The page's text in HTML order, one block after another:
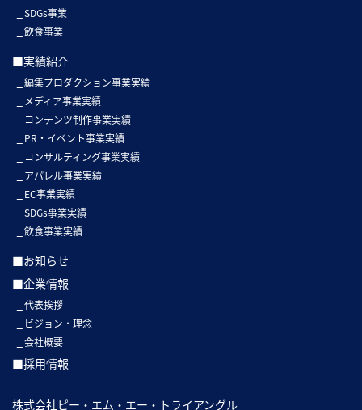
SDGs事業
飲食事業
■実績紹介
編集プロダクション事業実績
メディア事業実績
コンテンツ制作事業実績
PR・イベント事業実績
コンサルティング事業実績
アパレル事業実績
EC事業実績
SDGs事業実績
飲食事業実績
■お知らせ
■企業情報
代表挨拶
ビジョン・理念
会社概要
■採用情報
株式会社ピー・エム・エー・トライアングル